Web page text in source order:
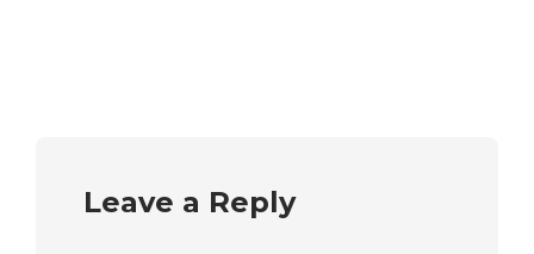
Leave a Reply